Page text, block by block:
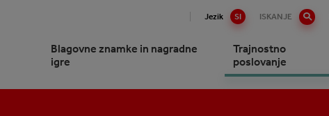
Jezik SI ISKANJE
Blagovne znamke in nagradne
igre
Trajnostno
poslovanje